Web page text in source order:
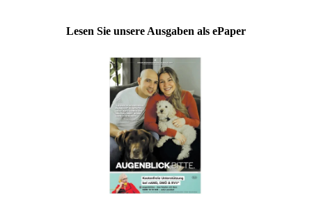
Lesen Sie unsere Ausgaben als ePaper